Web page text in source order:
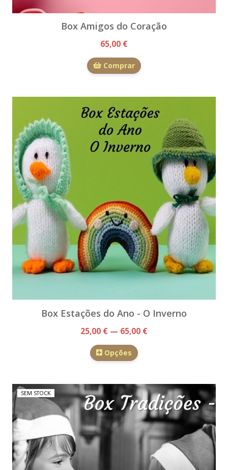
Box Amigos do Coração
65,00 €
Comprar
Box Estações do Ano - O Inverno
25,00 € — 65,00 €
Opções
SEM STOCK